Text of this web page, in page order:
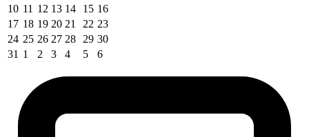
10 11 12 13 14 15 16
17 18 19 20 21 22 23
24 25 26 27 28 29 30
31 1 2 3 4 5 6